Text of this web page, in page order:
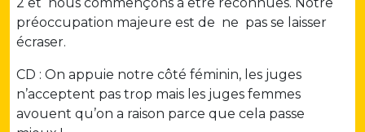
préoccupation majeure est de ne pas se laisser
écraser.
CD : On appuie notre côté féminin, les juges
n’acceptent pas trop mais les juges femmes
avouent qu’on a raison parce que cela passe